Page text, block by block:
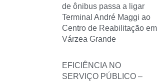
de ônibus passa a ligar
Terminal André Maggi ao
Centro de Reabilitação em
Várzea Grande
EFICIÊNCIA NO
SERVIÇO PÚBLICO –